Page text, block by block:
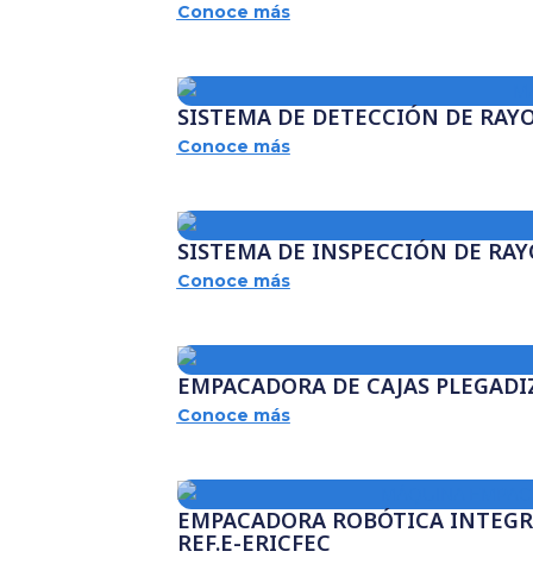
Conoce más
SISTEMA DE DETECCIÓN DE
Conoce más
SISTEMA DE INSPECCIÓN DE
Conoce más
EMPACADORA DE CAJAS
Conoce más
EMPACADORA ROBÓTICA
REF.E-ERICFEC